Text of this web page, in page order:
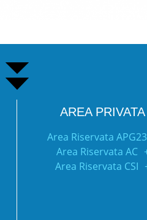
AREA PRIVATA
Area Riservata APG23
Area Riservata AC
Area Riservata CSI